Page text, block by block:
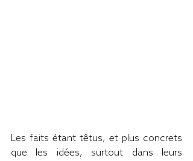
Les faits étant têtus, et plus concrets
que les idées, surtout dans leurs